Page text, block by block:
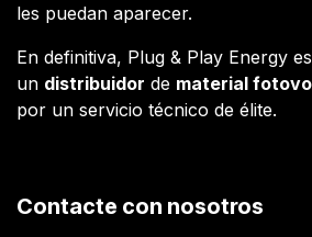
les puedan aparecer.
En definitiva, Plug & Play Energy es
un distribuidor de material
por un servicio técnico de élite.
Contacte con nosotros